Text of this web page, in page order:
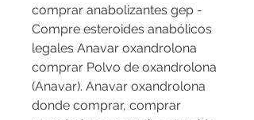
comprar anabolizantes gep -
Compre esteroides anabólicos
legales Anavar oxandrolona
comprar Polvo de oxandrolona
(Anavar). Anavar oxandrolona
donde comprar, comprar